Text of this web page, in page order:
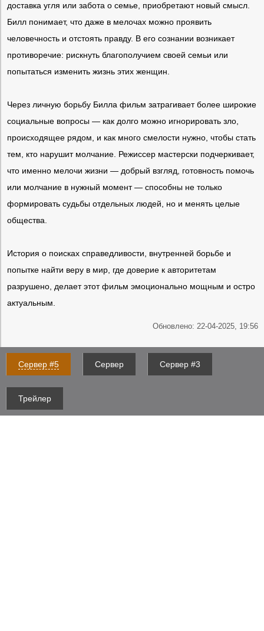
доставка угля или забота о семье, приобретают новый смысл.
Билл понимает, что даже в мелочах можно проявить
человечность и отстоять правду. В его сознании возникает
противоречие: рискнуть благополучием своей семьи или
попытаться изменить жизнь этих женщин.
Через личную борьбу Билла фильм затрагивает более широкие
социальные вопросы — как долго можно игнорировать зло,
происходящее рядом, и как много смелости нужно, чтобы стать
тем, кто нарушит молчание. Режиссер мастерски подчеркивает,
что именно мелочи жизни — добрый взгляд, готовность помочь
или молчание в нужный момент — способны не только
формировать судьбы отдельных людей, но и менять целые
общества.
История о поисках справедливости, внутренней борьбе и
попытке найти веру в мир, где доверие к авторитетам
разрушено, делает этот фильм эмоционально мощным и остро
актуальным.
Обновлено: 22-04-2025, 19:56
Сервер #5 Сервер Сервер #3
Трейлер